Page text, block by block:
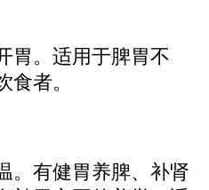
胃。适用于脾胃不
食者。
。有健胃养脾、补肾